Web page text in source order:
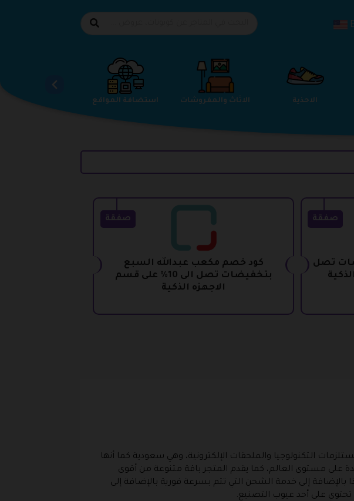
استضافة المواقع الاثاث والمفروشات الاحذية الالكترونيات
صفقة
بتخفيضات تصل
صفقة
كود خصم مكعب عبدالله السبع
بتخفيضات تصل الى 10% على قسم
الاجهزه الذكية
التكنولوجيا والملحقات الإلكترونية، وهي سعودية كما أنها
على مستوى العالم، كما يقدم المتجر باقة متنوعة من أقوى
إلى خدمة الشحن التي تتم بسرعة فورية بالإضافة إلى
تحتوي على أحد عيوب التصنيع.